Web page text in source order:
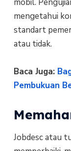
mengetahui
standart
atau tidak.
Baca Juga:
Pembukuan
Jobdesc atau